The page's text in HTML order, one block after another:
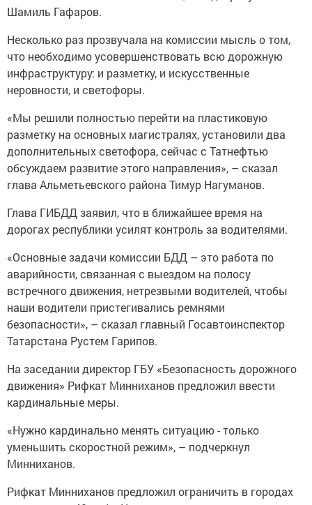
Шамиль Гафаров.
Несколько раз прозвучала на комиссии мысль о том,
что необходимо усовершенствовать всю дорожную
инфраструктуру: и разметку, и искусственные
неровности, и светофоры.
«Мы решили полностью перейти на пластиковую
разметку на основных магистралях, установили два
дополнительных светофора, сейчас с Татнефтью
обсуждаем развитие этого направления», – сказал
глава Альметьевского района Тимур Нагуманов.
Глава ГИБДД заявил, что в ближайшее время на
дорогах республики усилят контроль за водителями.
«Основные задачи комиссии БДД – это работа по
аварийности, связанная с выездом на полосу
встречного движения, нетрезвыми водителей, чтобы
наши водители пристегивались ремнями
безопасности», – сказал главный Госавтоинспектор
Татарстана Рустем Гарипов.
На заседании директор ГБУ «Безопасность дорожного
движения» Рифкат Минниханов предложил ввести
кардинальные меры.
«Нужно кардинально менять ситуацию - только
уменьшить скоростной режим», – подчеркнул
Минниханов.
Рифкат Минниханов предложил ограничить в городах